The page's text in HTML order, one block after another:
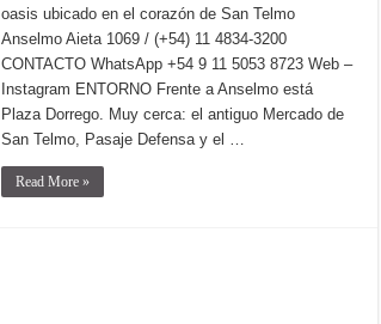
oasis ubicado en el corazón de San Telmo
Anselmo Aieta 1069 / (+54) 11 4834-3200
CONTACTO WhatsApp +54 9 11 5053 8723 Web –
Instagram ENTORNO Frente a Anselmo está
Plaza Dorrego. Muy cerca: el antiguo Mercado de
San Telmo, Pasaje Defensa y el …
Read More »